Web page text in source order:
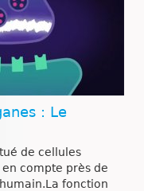
: Le
de cellules
compte près de
fonction